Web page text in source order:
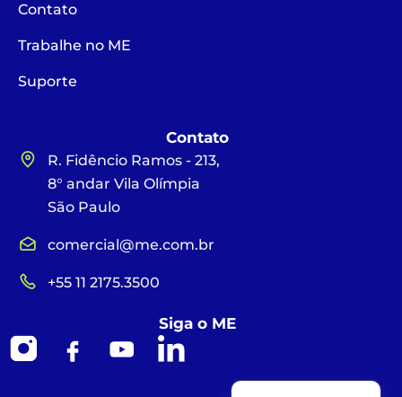
Contato
Trabalhe no ME
Suporte
Contato
R. Fidêncio Ramos - 213,
8° andar Vila Olímpia
São Paulo
comercial@me.com.br
+55 11 2175.3500
Siga o ME